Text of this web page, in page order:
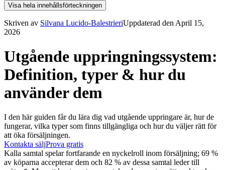
Visa hela innehållsförteckningen
Skriven av Silvana Lucido-BalestrieriUppdaterad den April 15,
2026
Utgående uppringningssystem:
Definition, typer & hur du
använder dem
I den här guiden får du lära dig vad utgående uppringare är, hur de
fungerar, vilka typer som finns tillgängliga och hur du väljer rätt för
att öka försäljningen.
Kontakta säljProva gratis
Kalla samtal spelar fortfarande en nyckelroll inom försäljning; 69 %
av köparna accepterar dem och 82 % av dessa samtal leder till